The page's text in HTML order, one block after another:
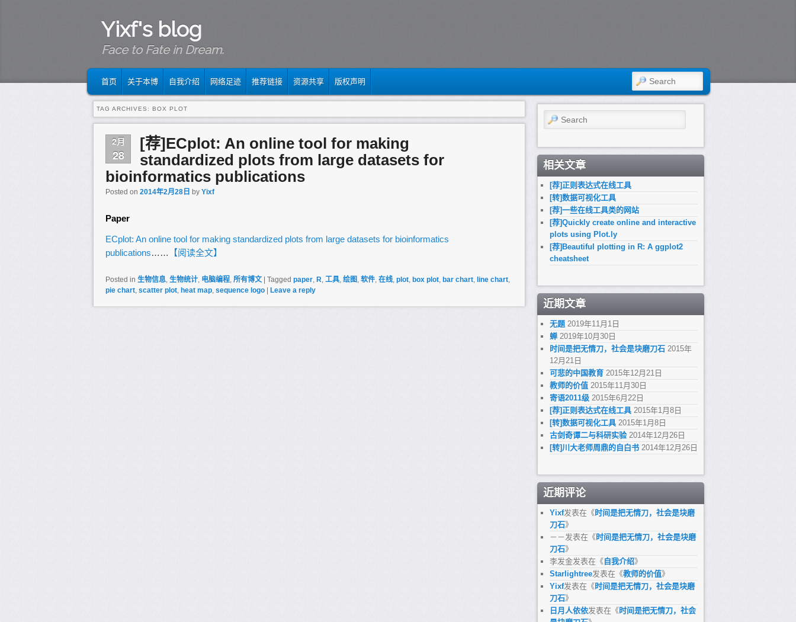
Yixf's blog
Face to Fate in Dream.
MAIN MENU
SKIP TO PRIMARY CONTENT
SKIP TO SECONDARY CONTENT
首页 关于本博 自我介绍 网络足迹 推荐链接 资源共享 版权声明 SEARCH
TAG ARCHIVES: BOX PLOT
2月
28
[荐]ECplot: An online tool for making
standardized plots from large datasets for
bioinformatics publications
Posted on 2014年2月28日 by Yixf
Paper
ECplot: An online tool for making standardized plots from large datasets for bioinformatics
publications…… 【阅读全文】
Posted in 生物信息 生物统计 电脑编程 所有博文 | Tagged paper R 工具 绘图 软件 在线 plot box plot bar chart line chart
pie chart scatter plot heat map sequence logo | Leave a reply
Search
相关文章
[荐]正则表达式在线工具
[转]数据可视化工具
[荐]一些在线工具类的网站
[荐]Quickly create online and interactive
plots using Plot.ly
[荐]Beautiful plotting in R: A ggplot2
cheatsheet
近期文章
无题 2019年11月1日
蝉 2019年10月30日
时间是把无情刀，社会是块磨刀石 2015年
12月21日
可悲的中国教育 2015年12月21日
教师的价值 2015年11月30日
寄语2011级 2015年6月22日
[荐]正则表达式在线工具 2015年1月8日
[转]数据可视化工具 2015年1月8日
古剑奇谭二与科研实验 2014年12月26日
[转]川大老师周鼎的自白书 2014年12月26日
近期评论
Yixf发表在《 时间是把无情刀，社会是块磨
刀石》
－－发表在《 时间是把无情刀，社会是块磨
刀石》
李发金发表在《 自我介绍》
Starlightree发表在《教师的价值》
Yixf发表在《 时间是把无情刀，社会是块磨
刀石》
日月人依依发表在《 时间是把无情刀，社会